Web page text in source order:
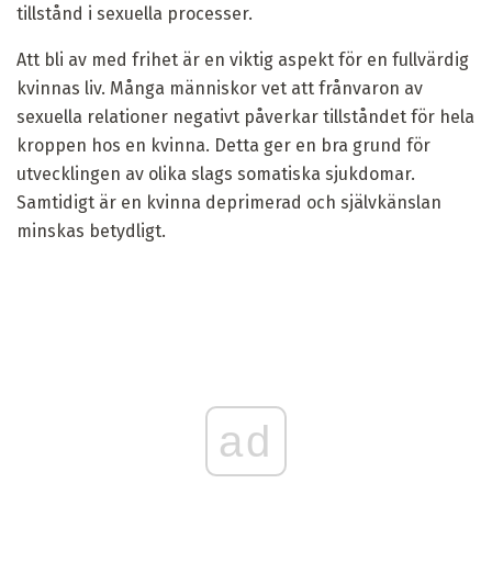
tillstånd i sexuella processer.
Att bli av med frihet är en viktig aspekt för en fullvärdig
kvinnas liv. Många människor vet att frånvaron av
sexuella relationer negativt påverkar tillståndet för hela
kroppen hos en kvinna. Detta ger en bra grund för
utvecklingen av olika slags somatiska sjukdomar.
Samtidigt är en kvinna deprimerad och självkänslan
minskas betydligt.
ad